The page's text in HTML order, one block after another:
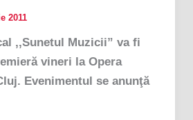
2011
,,Sunetul Muzicii” va fi
vineri la Opera
Evenimentul se anunţă